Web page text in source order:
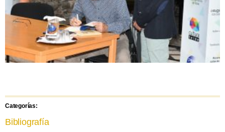
Categorías:
Bibliografía